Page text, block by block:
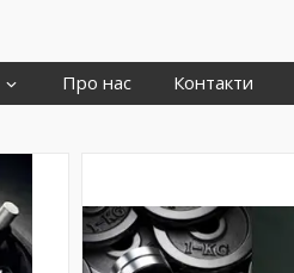
Про нас Контакти